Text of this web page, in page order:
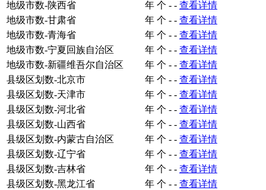
地级市数-陕西省 年 个 - - 查看详情
地级市数-甘肃省
年 个 - - 查看详情
地级市数-青海省
年 个 - - 查看详情
地级市数-宁夏回族自治区
年 个 - - 查看详情
地级市数-新疆维吾尔自治区
年 个 - - 查看详情
县级区划数-北京市
年 个 - - 查看详情
县级区划数-天津市
年 个 - - 查看详情
县级区划数-河北省
年 个 - - 查看详情
县级区划数-山西省
年 个 - - 查看详情
县级区划数-内蒙古自治区
年 个 - - 查看详情
县级区划数-辽宁省
年 个 - - 查看详情
县级区划数-吉林省
年 个 - - 查看详情
县级区划数-黑龙江省
年 个 - - 查看详情